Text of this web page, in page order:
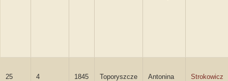
25 4 1845 Toporyszcze Antonina Strokowicz